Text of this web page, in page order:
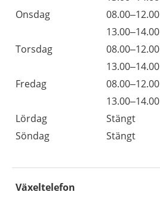
Onsdag
08.00–12.00
13.00–14.00
Torsdag
08.00–12.00
13.00–14.00
Fredag
08.00–12.00
13.00–14.00
Lördag
Stängt
Söndag
Stängt
Växeltelefon